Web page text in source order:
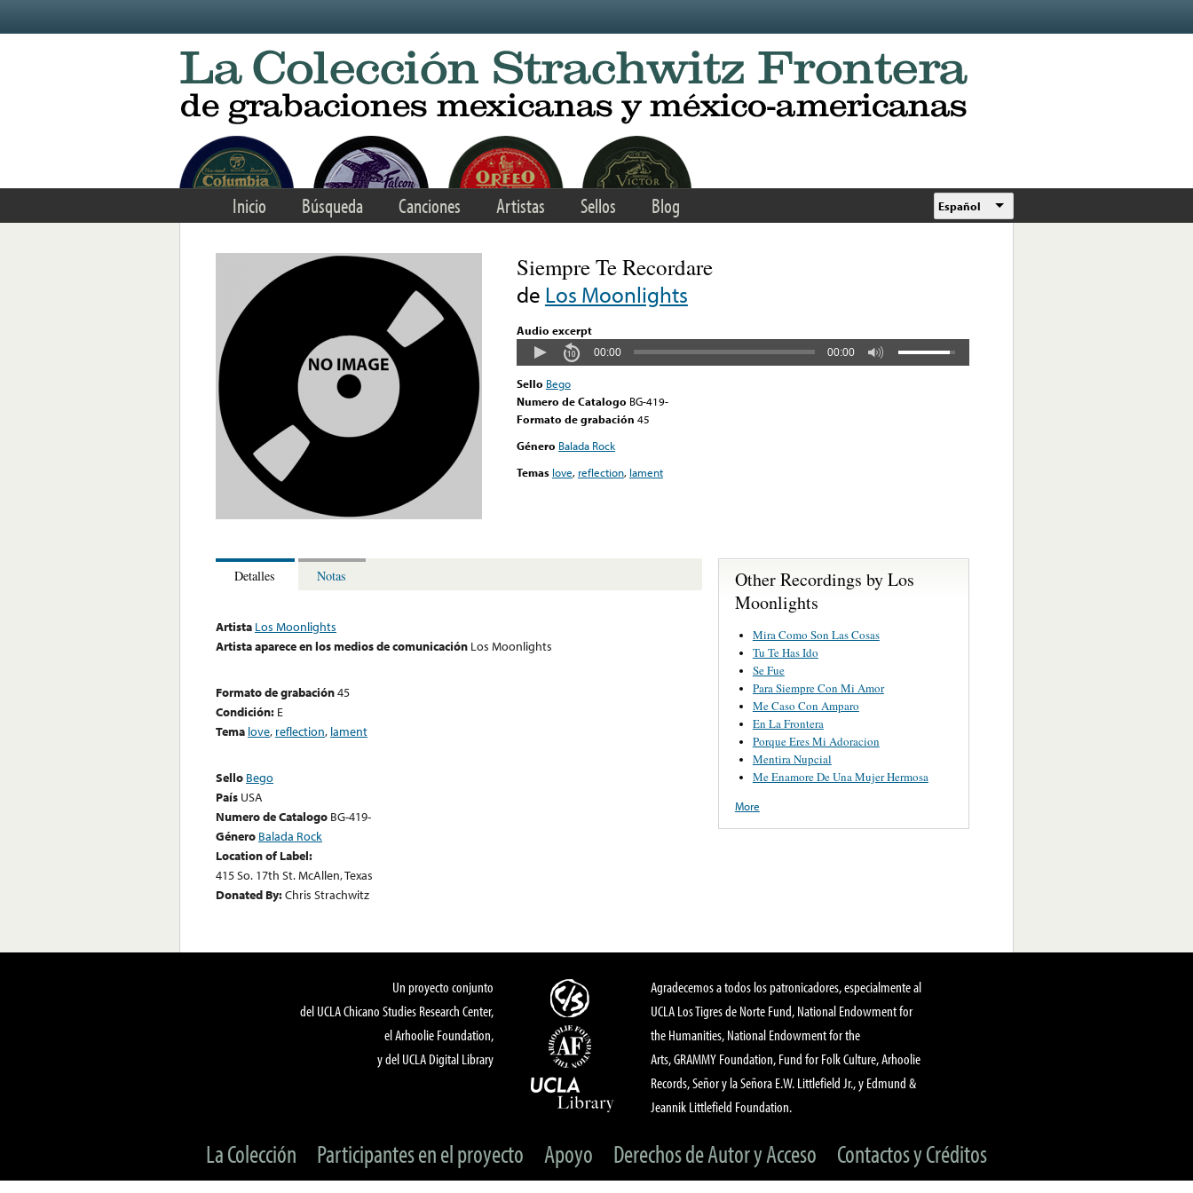
Inicio Búsqueda Canciones Artistas Sellos Blog Español
Siempre Te Recordare
de Los Moonlights
Audio excerpt
00:00 00:00
Sello Bego
Numero de Catalogo BG-419-
Formato de grabación 45
Género Balada Rock
Temas love, reflection, lament
Detalles Notas
Artista Los Moonlights
Artista aparece en los medios de comunicación Los Moonlights
Formato de grabación45
Condición: E
Tema love, reflection, lament
Sello Bego
País USA
Numero de Catalogo BG-419-
Género Balada Rock
Location of Label:
415 So. 17th St. McAllen, Texas
Donated By:Chris Strachwitz
Other Recordings by Los
Moonlights
Mira Como Son Las Cosas
Tu Te Has Ido
Se Fue
Para Siempre Con Mi Amor
Me Caso Con Amparo
En La Frontera
Porque Eres Mi Adoracion
Mentira Nupcial
Me Enamore De Una Mujer Hermosa
More
Un proyecto conjunto
del UCLA Chicano Studies Research Center,
el Arhoolie Foundation,
y del UCLA Digital Library
Agradecemos a todos los patronicadores, especialmente al
UCLA Los Tigres de Norte Fund, National Endowment for
the Humanities, National Endowment for the
Arts, GRAMMY Foundation, Fund for Folk Culture, Arhoolie
Records, Señor y la Señora E.W. Littlefield Jr., y Edmund &
Jeannik Littlefield Foundation.
La Colección Participantes en el proyecto Apoyo Derechos de Autor y Acceso Contactos y Créditos